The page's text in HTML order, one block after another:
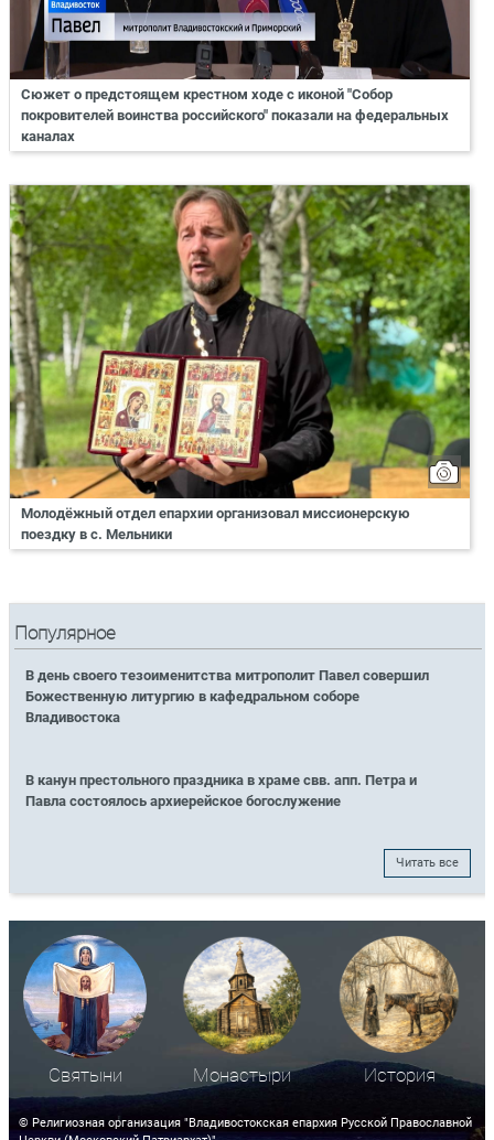
Сюжет о предстоящем крестном ходе с иконой "Собор
покровителей воинства российского" показали на федеральных
каналах
Молодёжный отдел епархии организовал миссионерскую
поездку в с. Мельники
Популярное
В день своего тезоименитства митрополит Павел совершил
Божественную литургию в кафедральном соборе
Владивостока
В канун престольного праздника в храме свв. апп. Петра и
Павла состоялось архиерейское богослужение
Читать все
Святыни Монастыри История
© Религиозная организация "Владивостокская епархия Русской Православной